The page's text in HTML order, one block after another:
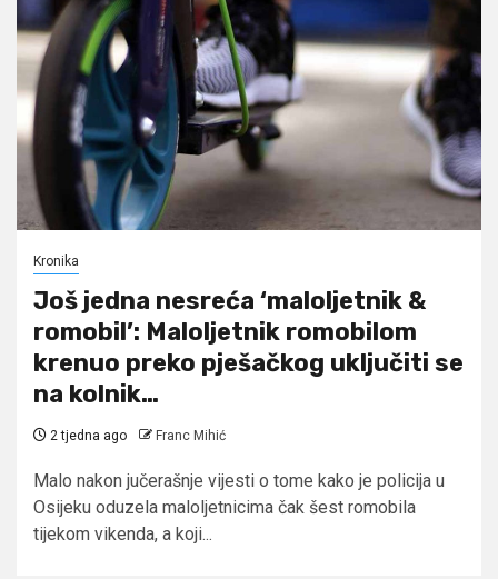
Kronika
Još jedna nesreća ‘maloljetnik &
romobil’: Maloljetnik romobilom
krenuo preko pješačkog uključiti se
na kolnik…
2 tjedna ago Franc Mihić
Malo nakon jučerašnje vijesti o tome kako je policija u
Osijeku oduzela maloljetnicima čak šest romobila
tijekom vikenda, a koji...